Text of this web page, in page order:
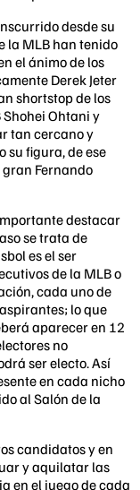
desde su
la MLB han tenido
el ánimo de los
Derek Jeter
shortstop de los
Ohtani y
tan cercano y
su figura, de ese
Fernando
destacar
se trata de
es el ser
de la MLB o
cada uno de
lo que
aparecer en 12
no
ser electo. Así
en cada nicho
al Salón de la
candidatos y en
y aquilatar las
en el juego de cada